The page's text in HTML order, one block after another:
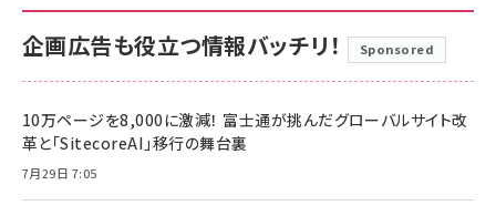
企画広告も役立つ情報バッチリ！ Sponsored
10万ページを8,000に激減！ 富士通が挑んだグローバルサイト改
革と「SitecoreAI」移行の舞台裏
7月29日 7:05